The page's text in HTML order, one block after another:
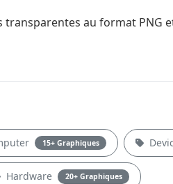
au format PNG
15+ Graphiques
Hardware 20+ Graphiques